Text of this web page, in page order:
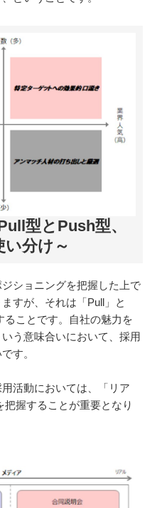
型とPush型、
い分け～
ショニングを把握した上で
すが、それは「Pull」と
ることです。自社の魅力を
う意味合いにおいて、採用
す。
活動においては、「リア
握することが重要となり